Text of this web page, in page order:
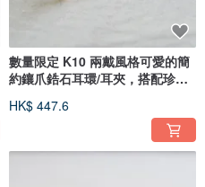
數量限定 K10 兩戴風格可愛的簡
約鑲爪鋯石耳環/耳夾，搭配珍珠
HK$ 447.6